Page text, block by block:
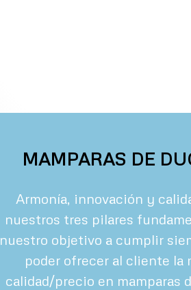
MAMPARAS DE
Armonía, innovación y
nuestros tres pilares
nuestro objetivo a cumplir
poder ofrecer al cliente la
calidad/precio en mamparas